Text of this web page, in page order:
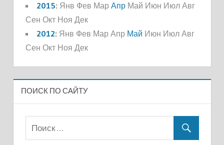
2015: Янв Фев Мар Апр Май Июн Июл Авг
Сен Окт Ноя Дек
2012: Янв Фев Мар Апр Май Июн Июл Авг
Сен Окт Ноя Дек
ПОИСК ПО САЙТУ